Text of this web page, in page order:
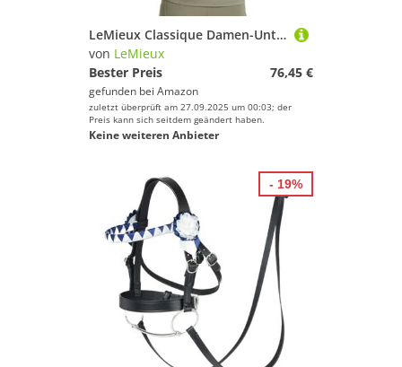
LeMieux Classique Damen-Unterhemd, langärmelig, Rosmarin
von LeMieux
Bester Preis
76,45 €
gefunden bei Amazon
zuletzt überprüft am 27.09.2025 um 00:03; der
Preis kann sich seitdem geändert haben.
Keine weiteren Anbieter
- 19%